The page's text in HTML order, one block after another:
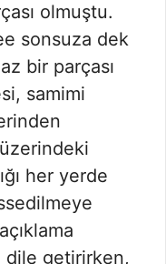
olmuştu.
sonsuza dek
bir parçası
samimi
her yerde
dile getirirken,